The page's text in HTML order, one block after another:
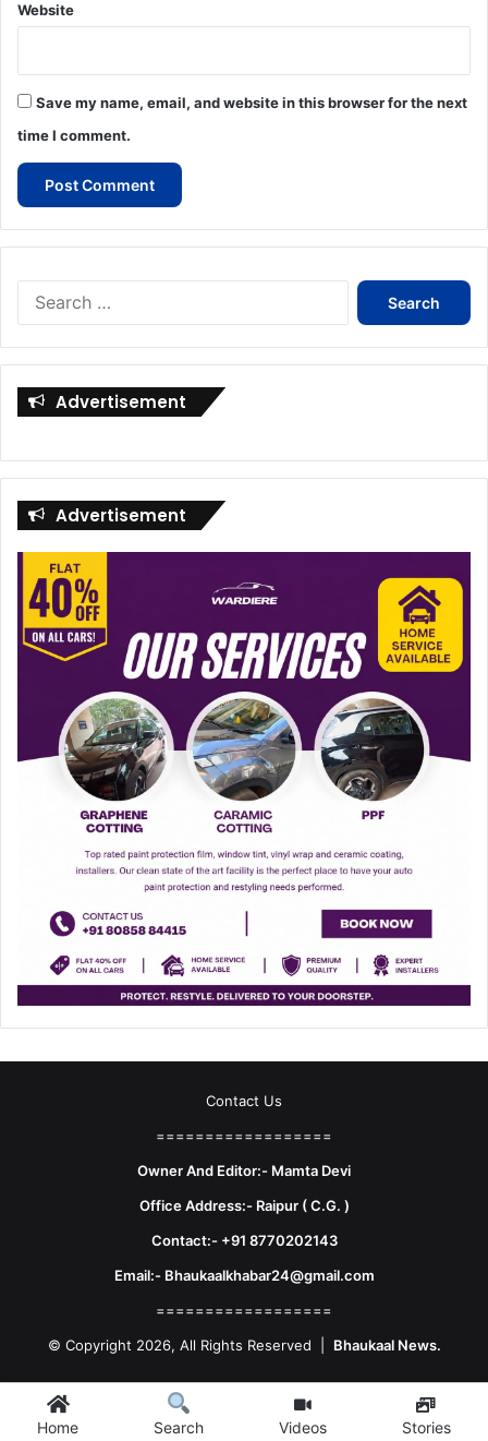
Home Search Videos Stories
Website
Save my name, email, and website in this browser for the next
time I comment.
Search
for:
Advertisement
Advertisement
Contact Us
==================
Owner And Editor:- Mamta Devi
Office Address:- Raipur ( C.G. )
Contact:- +91 8770202143
Email:- Bhaukaalkhabar24@gmail.com
==================
© Copyright 2026, All Rights Reserved | Bhaukaal News.
Facebook YouTubeInstagramTelegram